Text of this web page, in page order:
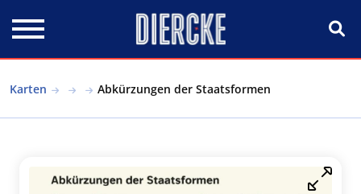
Karten Abkürzungen der Staatsformen